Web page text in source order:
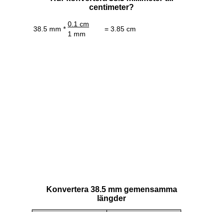
centimeter?
38.5 mm *
0.1 cm
= 3.85 cm
1 mm
Konvertera 38.5 mm gemensamma
längder